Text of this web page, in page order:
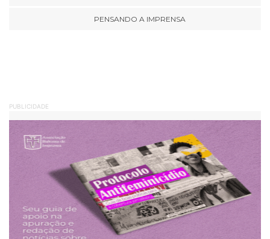
PENSANDO A IMPRENSA
PUBLICIDADE